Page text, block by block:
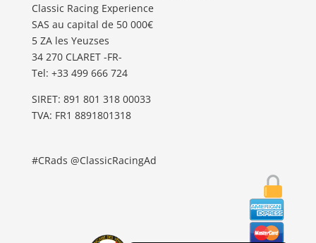
Classic Racing Experience
SAS au capital de 50 000€
5 ZA les Yeuzses
34 270 CLARET -FR-
Tel: ‭+33 499 666 724‬
SIRET: 891 801 318 00033
TVA: FR1 8891801318
#CRads @ClassicRacingAd